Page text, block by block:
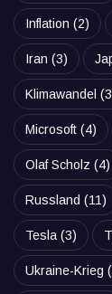
Inflation (2)
Iran (3)
Klimawandel
Microsoft (4)
Olaf Scholz (4)
Russland (11)
Tesla(3)
Ukraine-Krieg